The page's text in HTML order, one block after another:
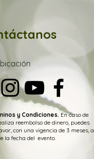
ción
y Condiciones. En caso de
reembolso de dinero, puedes
con una vigencia de 3 meses, a
la fecha del evento.